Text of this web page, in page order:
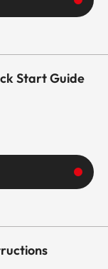
Start Guide